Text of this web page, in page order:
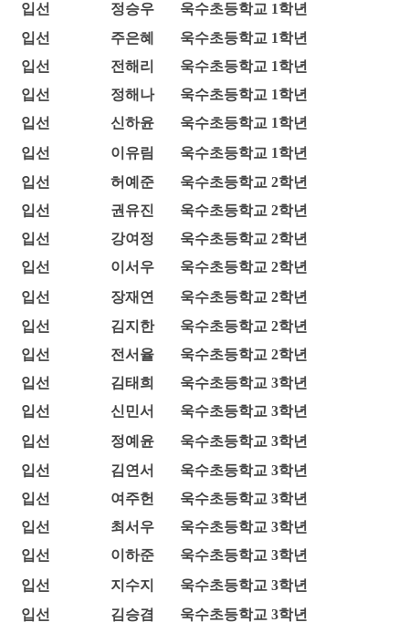
입선
정승우
욱수초등학교 1학년
입선
주은혜
욱수초등학교 1학년
입선
전해리
욱수초등학교 1학년
입선
정해나
욱수초등학교 1학년
입선
신하윤
욱수초등학교 1학년
입선
이유림
욱수초등학교 1학년
입선
허예준
욱수초등학교 2학년
입선
권유진
욱수초등학교 2학년
입선
강여정
욱수초등학교 2학년
입선
이서우
욱수초등학교 2학년
입선
장재연
욱수초등학교 2학년
입선
김지한
욱수초등학교 2학년
입선
전서율
욱수초등학교 2학년
입선
김태희
욱수초등학교 3학년
입선
신민서
욱수초등학교 3학년
입선
정예윤
욱수초등학교 3학년
입선
김연서
욱수초등학교 3학년
입선
여주헌
욱수초등학교 3학년
입선
최서우
욱수초등학교 3학년
입선
이하준
욱수초등학교 3학년
입선
지수지
욱수초등학교 3학년
입선
김승겸
욱수초등학교 3학년